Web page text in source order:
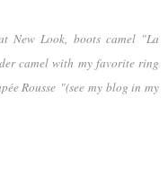
New Look, boots camel "La
camel with my favorite ring
Rousse "(see my blog in my